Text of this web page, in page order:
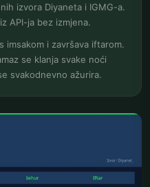
izvora Diyaneta i IGMG-a.
API-ja bez izmjena.
imsakom i završava iftarom.
se klanja svake noći
svakodnevno ažurira.